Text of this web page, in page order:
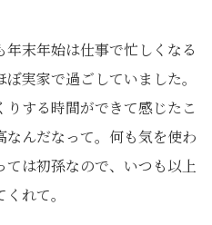
年末年始は仕事で忙しくなる
実家で過ごしていました。
する時間ができて感じたこ
なんだなって。何も気を使わ
は初孫なので、いつも以上
れて。